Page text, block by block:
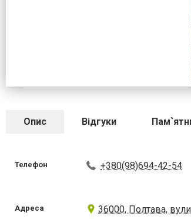
Опис Відгуки
Телефон +380(98)694-42-54
Адреса 36000, Полтава,